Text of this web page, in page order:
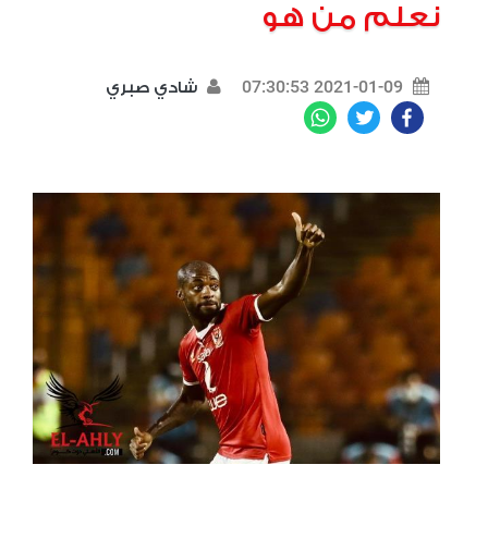
نعلم من هو
2021-01-09 07:30:53 شادي صبري
Facebook
Twitter